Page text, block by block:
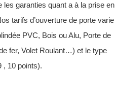
garanties quant a à la prise en
tarifs d’ouverture de porte varie
PVC, Bois ou Alu, Porte de
fer, Volet Roulant…) et le type
, 10 points).